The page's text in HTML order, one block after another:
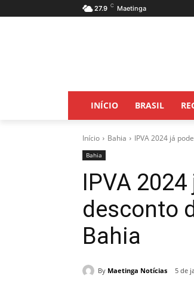
27.9 C Maetinga
INÍCIO BRASIL
Início Bahia IPVA 2024 já
Bahia
IPVA
desconto
Bahia
By Maetinga Notícias 5 de